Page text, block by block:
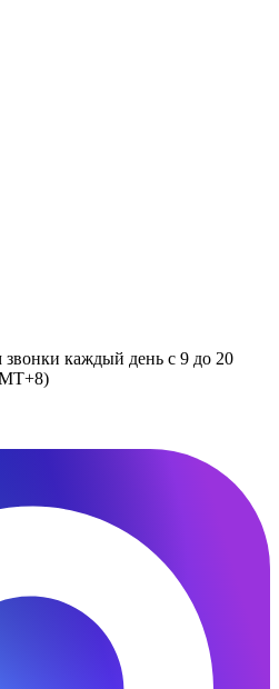
каждый день с 9 до 20